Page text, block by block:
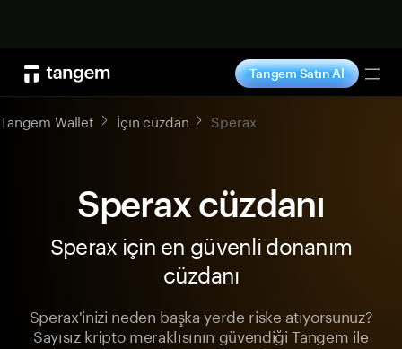
Tangem Satın Al
Tangem Wallet İçin cüzdan Sperax
Sperax cüzdanı
Sperax için en güvenli donanım
cüzdanı
Sperax'inizi neden başka yerde riske atıyorsunuz?
Sayısız kripto meraklısının güvendiği Tangem ile